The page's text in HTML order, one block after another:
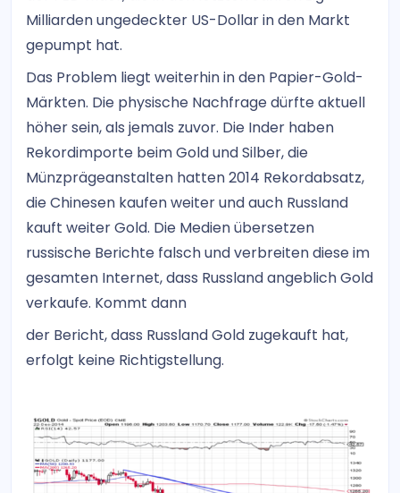
Milliarden ungedeckter US-Dollar in den Markt
gepumpt hat.
Das Problem liegt weiterhin in den Papier-Gold-
Märkten. Die physische Nachfrage dürfte aktuell
höher sein, als jemals zuvor. Die Inder haben
Rekordimporte beim Gold und Silber, die
Münzprägeanstalten hatten 2014 Rekordabsatz,
die Chinesen kaufen weiter und auch Russland
kauft weiter Gold. Die Medien übersetzen
russische Berichte falsch und verbreiten diese im
gesamten Internet, dass Russland angeblich Gold
verkaufe. Kommt dann
der Bericht, dass Russland Gold zugekauft hat,
erfolgt keine Richtigstellung.